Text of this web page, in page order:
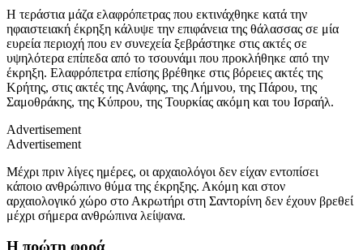
Η τεράστια μάζα ελαφρόπετρας που εκτινάχθηκε κατά την
ηφαιστειακή έκρηξη κάλυψε την επιφάνεια της θάλασσας σε μία
ευρεία περιοχή που εν συνεχεία ξεβράστηκε στις ακτές σε
υψηλότερα επίπεδα από το τσουνάμι που προκλήθηκε από την
έκρηξη. Ελαφρόπετρα επίσης βρέθηκε στις βόρειες ακτές της
Κρήτης, στις ακτές της Ανάφης, της Λήμνου, της Πάρου, της
Σαμοθράκης, της Κύπρου, της Τουρκίας ακόμη και του Ισραήλ.
Advertisement
Advertisement
Μέχρι πριν λίγες ημέρες, οι αρχαιολόγοι δεν είχαν εντοπίσει
κάποιο ανθρώπινο θύμα της έκρηξης. Ακόμη και στον
αρχαιολογικό χώρο στο Ακρωτήρι στη Σαντορίνη δεν έχουν βρεθεί
μέχρι σήμερα ανθρώπινα λείψανα.